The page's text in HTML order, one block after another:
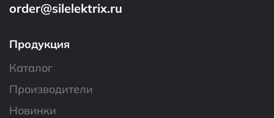
order@silelektrix.ru
Продукция
Каталог
Производители
Новинки